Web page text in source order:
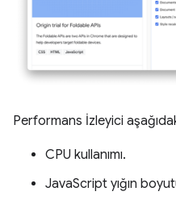
Performans İzleyici
CPU kullanımı.
JavaScript yığın